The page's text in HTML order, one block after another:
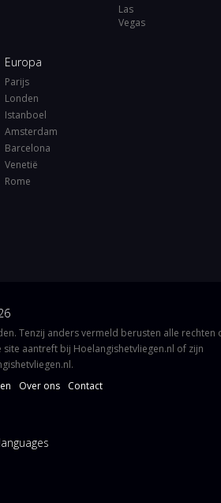
Las
Vegas
Europa
Parijs
Londen
Istanboel
Amsterdam
Barcelona
Venetië
Rome
Tenzij anders vermeld berusten alle rechten
aantreft bij Hoelangishetvliegen.nl of zijn
Over ons Contact